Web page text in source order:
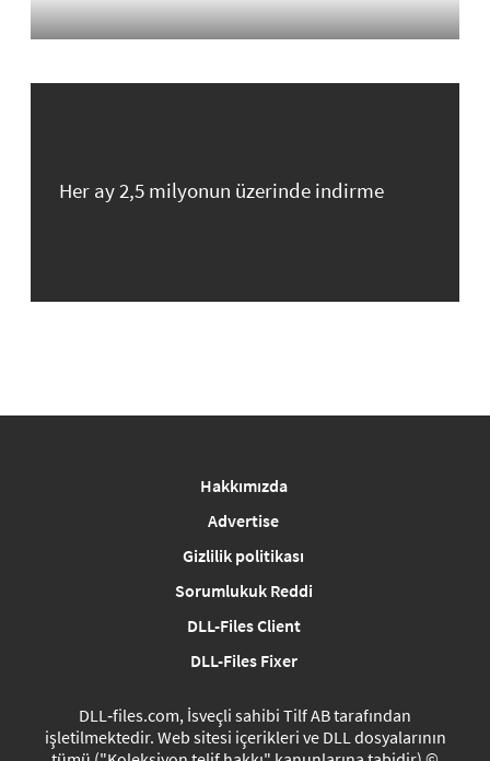
Her ay 2,5 milyonun üzerinde indirme
Hakkımızda
Advertise
Gizlilik politikası
Sorumlukuk Reddi
DLL-Files Client
DLL-Files Fixer
DLL‑files.com, İsveçli sahibi Tilf AB tarafından
işletilmektedir. Web sitesi içerikleri ve DLL dosyalarının